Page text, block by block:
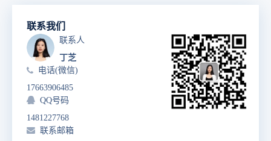
联系我们
联系人
丁芝
电话(微信)
17663906485
QQ号码
1481227768
联系邮箱